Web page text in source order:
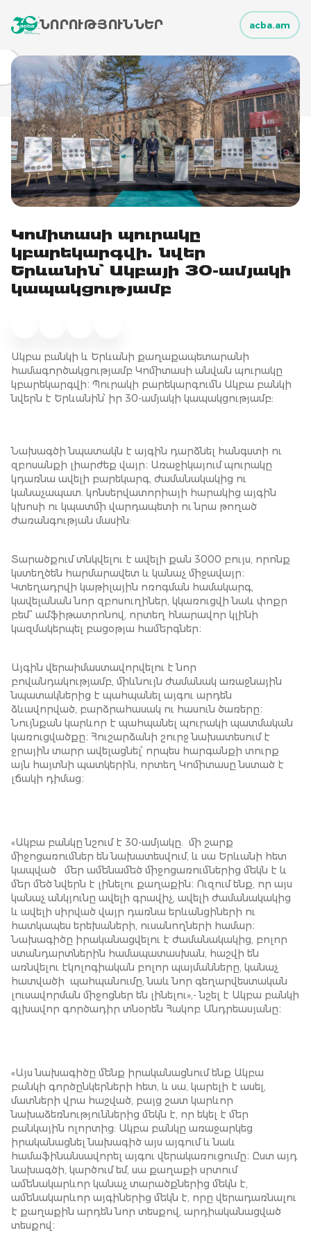
ՆՈՐՈՒԹՅՈՒՆՆԵՐ acba.am
Կոմիտասի պուրակը
կբարեկարգվի. նվեր
Երևանին` Ակբայի 30-ամյակի
կապակցությամբ
Ակբա բանկի և Երևանի քաղաքապետարանի
համագործակցությամբ Կոմիտասի անվան պուրակը
կբարեկարգվի։ Պուրակի բարեկարգումն Ակբա բանկի
նվերն է Երևանին՝ իր 30-ամյակի կապակցությամբ:
Նախագծի նպատակն է այգին դարձնել հանգստի ու
զբոսանքի լիարժեք վայր։ Առաջիկայում պուրակը
կդառնա ավելի բարեկարգ, ժամանակակից ու
կանաչապատ. կոնսերվատորիայի հարակից այգին
կխոսի ու կպատմի վարդապետի ու նրա թողած
ժառանգության մասին:
Տարածքում տնկվելու է ավելի քան 3000 բույս, որոնք
կստեղծեն հարմարավետ և կանաչ միջավայր։
Կտեղադրվի կաթիլային ոռոգման համակարգ,
կավելանան նոր զբոսուղիներ, կկառուցվի նաև փոքր
բեմ՝ ամֆիթատրոնով, որտեղ հնարավոր կլինի
կազմակերպել բացօթյա համերգներ։
Այգին վերաիմաստավորվելու է նոր
բովանդակությամբ, միևնույն ժամանակ առաջնային
նպատակներից է պահպանել այգու արդեն
ձևավորված, բարձրահասակ ու հասուն ծառերը։
Նույնքան կարևոր է պահպանել պուրակի պատմական
կառուցվածքը։ Հուշարձանի շուրջ նախատեսում է
ջրային տարր ավելացնել՝ որպես հարգանքի տուրք
այն հայտնի պատկերին, որտեղ Կոմիտասը նստած է
լճակի դիմաց։
«Ակբա բանկը նշում է 30-ամյակը. մի շարք
միջոցառումներ են նախատեսվում, և սա Երևանի հետ
կապված մեր ամենամեծ միջոցառումներից մեկն է և
մեր մեծ նվերն է լինելու քաղաքին։ Ուզում ենք, որ այս
կանաչ անկյունը ավելի գրավիչ, ավելի ժամանակակից
և ավելի սիրված վայր դառնա երևանցիների ու
հատկապես երեխաների, ուսանողների համար։
Նախագիծը իրականացվելու է ժամանակակից, բոլոր
ստանդարտներին համապատասխան, հաշվի են
առնվելու էկոլոգիական բոլոր պայմանները, կանաչ
հատվածի պահպանումը, նաև նոր գեղարվեստական
լուսավորման միջոցներ են լինելու»,- նշել է Ակբա բանկի
գլխավոր գործադիր տնօրեն Հակոբ Անդրեասյանը։
«Այս նախագիծը մենք իրականացնում ենք Ակբա
բանկի գործընկերների հետ, և սա, կարելի է ասել,
մատների վրա հաշված, բայց շատ կարևոր
նախաձեռնություններից մեկն է, որ եկել է մեր
բանկային ոլորտից: Ակբա բանկը առաջարկեց
իրականացնել նախագիծ այս այգում և նաև
համաֆինանսավորել այգու վերակառուցումը։ Ըստ այդ
նախագծի, կարծում եմ, սա քաղաքի սրտում
ամենակարևոր կանաչ տարածքներից մեկն է,
ամենակարևոր այգիներից մեկն է, որը վերադառնալու
է քաղաքին արդեն նոր տեսքով, արդիականացված
տեսքով։